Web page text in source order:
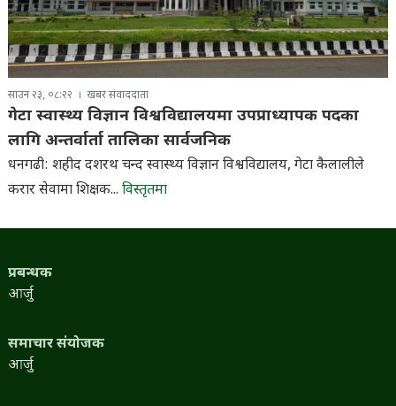
साउन २३, ०८:२२ खबर संवाददाता
गेटा स्वास्थ्य विज्ञान विश्वविद्यालयमा उपप्राध्यापक पदका
लागि अन्तर्वार्ता तालिका सार्वजनिक
धनगढी: शहीद दशरथ चन्द स्वास्थ्य विज्ञान विश्वविद्यालय, गेटा कैलालीले
करार सेवामा शिक्षक... विस्तृतमा
प्रबन्धक
आर्जु
समाचार संयोजक
आर्जु